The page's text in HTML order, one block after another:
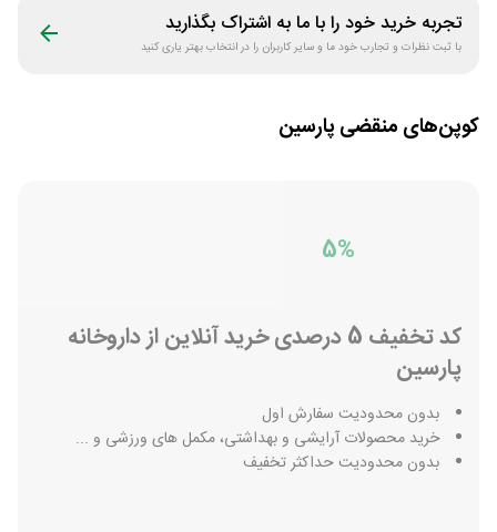
تجربه خرید خود را با ما به اشتراک بگذارید
با ثبت نظرات و تجارب خود ما و سایر کاربران را در انتخاب بهتر یاری کنید
کوپن‌های منقضی پارسین
5%
کد تخفیف 5 درصدی خرید آنلاین از داروخانه
پارسین
بدون محدودیت سفارش اول
خرید محصولات آرایشی و بهداشتی، مکمل های ورزشی و ...
بدون محدودیت حداکثر تخفیف